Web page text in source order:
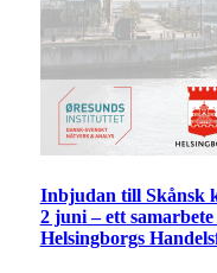
Inbjudan till Skånsk
2 juni – ett
Helsingborgs